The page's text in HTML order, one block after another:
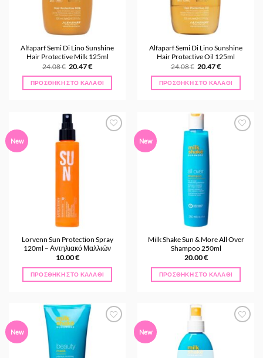
Alfaparf Semi Di Lino Sunshine
Hair Protective Milk 125ml
24.08€ Original
was:
24.08 €.
20.47€Η
τιμή
είναι:
ΠΡΟΣΘΉΚΗ ΣΤΟ ΚΑΛΆΘΙ
Alfaparf Semi Di Lino Sunshine
Hair Protective Oil 125ml
24.08€ Original
was:
24.08 €.
20.47€Η
τιμή
είναι:
ΠΡΟΣΘΉΚΗ ΣΤΟ ΚΑΛΆΘΙ
New
Lorvenn Sun Protection Spray
120ml – Αντηλιακό Μαλλιών
10.00€
ΠΡΟΣΘΉΚΗ ΣΤΟ ΚΑΛΆΘΙ
New
Milk Shake Sun & More All Over
Shampoo 250ml
20.00€
ΠΡΟΣΘΉΚΗ ΣΤΟ ΚΑΛΆΘΙ
New New